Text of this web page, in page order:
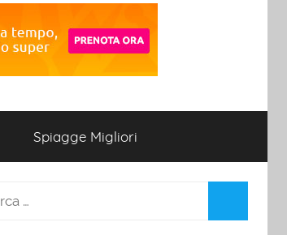
Spiagge Migliori